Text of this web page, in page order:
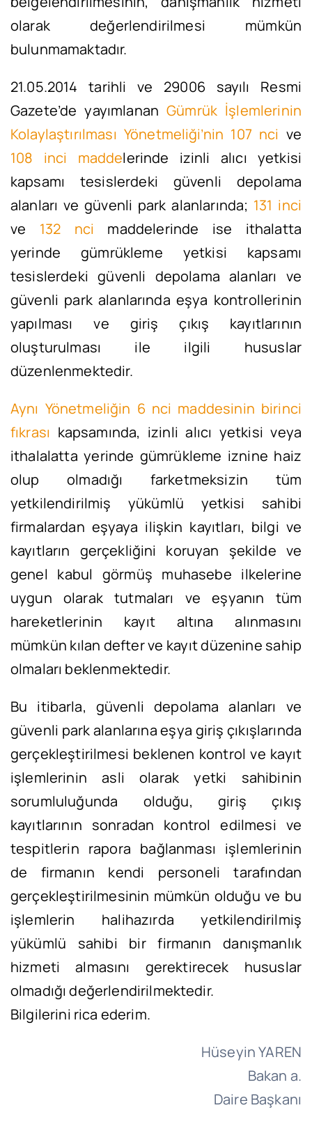
olarak değerlendirilmesi mümkün
bulunmamaktadır.
21.05.2014 tarihli ve 29006 sayılı Resmi
Gazete’de yayımlananGümrük İşlemlerinin
Kolaylaştırılması Yönetmeliği’nin 107 nci ve
108 inci maddelerinde izinli alıcı yetkisi
kapsamı tesislerdeki güvenli depolama
alanları ve güvenli park alanlarında; 131 inci
ve 132 nci maddelerinde ise ithalatta
yerinde gümrükleme yetkisi kapsamı
tesislerdeki güvenli depolama alanları ve
güvenli park alanlarında eşya kontrollerinin
yapılması ve giriş çıkış kayıtlarının
oluşturulması ile ilgili hususlar
düzenlenmektedir.
Aynı Yönetmeliğin 6 nci maddesinin birinci
fıkrası kapsamında, izinli alıcı yetkisi veya
ithalalatta yerinde gümrükleme iznine haiz
olup olmadığı farketmeksizin tüm
yetkilendirilmiş yükümlü yetkisi sahibi
firmalardan eşyaya ilişkin kayıtları, bilgi ve
kayıtların gerçekliğini koruyan şekilde ve
genel kabul görmüş muhasebe ilkelerine
uygun olarak tutmaları ve eşyanın tüm
hareketlerinin kayıt altına alınmasını
mümkün kılan defter ve kayıt düzenine sahip
olmaları beklenmektedir.
Bu itibarla, güvenli depolama alanları ve
güvenli park alanlarına eşya giriş çıkışlarında
gerçekleştirilmesi beklenen kontrol ve kayıt
işlemlerinin asli olarak yetki sahibinin
sorumluluğunda olduğu, giriş çıkış
kayıtlarının sonradan kontrol edilmesi ve
tespitlerin rapora bağlanması işlemlerinin
de firmanın kendi personeli tarafından
gerçekleştirilmesinin mümkün olduğu ve bu
işlemlerin halihazırda yetkilendirilmiş
yükümlü sahibi bir firmanın danışmanlık
hizmeti almasını gerektirecek hususlar
olmadığı değerlendirilmektedir.
Bilgilerini rica ederim.
Hüseyin YAREN
Bakan a.
Daire Başkanı